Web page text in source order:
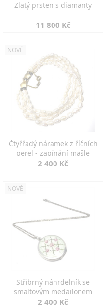
Zlatý prsten s diamanty
11 800 Kč
NOVÉ
Čtyřřadý náramek z říčních
perel - zapínání mašle
2 400 Kč
NOVÉ
Stříbrný náhrdelník se
smaltovým medailonem
2 400 Kč